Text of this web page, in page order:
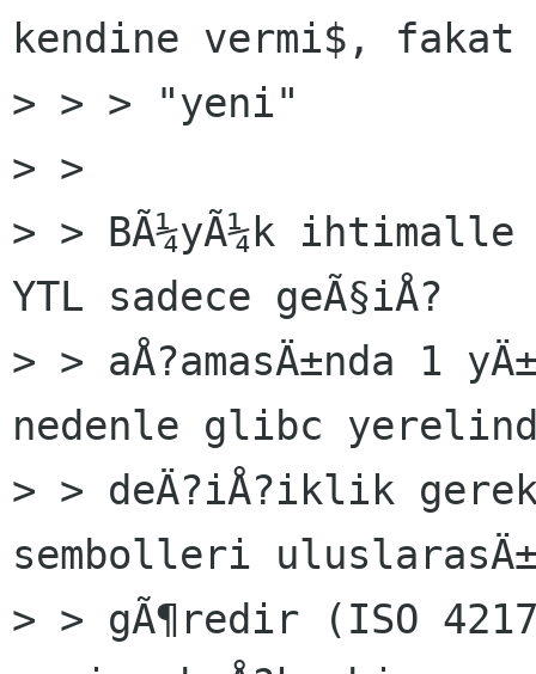
kendine vermi$, fakat
> > > "yeni"
> >
> > BÃ¼yÃ¼k
YTL sadece geÃ§iÅ?
> > aÅ?amasÄ±nda 1
nedenle glibc
> > deÄ?iÅ?iklik
sembolleri
> > gÃ¶redir (ISO